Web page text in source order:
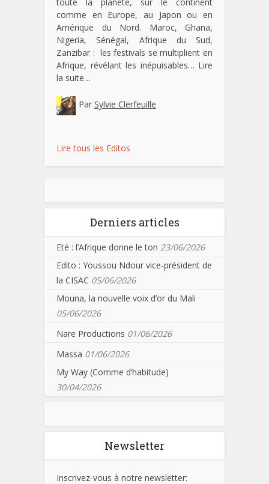
comme en Europe, au Japon ou en
Amérique du Nord. Maroc, Ghana,
Nigeria, Sénégal, Afrique du Sud,
Zanzibar : les festivals se multiplient en
Afrique, révélant les inépuisables… Lire
la suite…
Par Sylvie Clerfeuille
Lire tous les Editos
Derniers articles
Eté : l’Afrique donne le ton 23/06/2026
Edito : Youssou Ndour vice-président de
la CISAC 05/06/2026
Mouna, la nouvelle voix d’or du Mali
05/06/2026
Nare Productions 01/06/2026
Massa 01/06/2026
My Way (Comme d’habitude)
30/04/2026
Newsletter
Inscrivez-vous à notre newsletter: